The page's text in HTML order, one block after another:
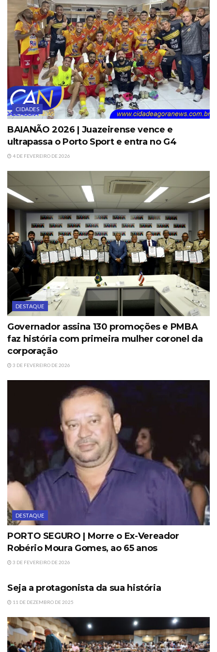
CIDADES
BAIANÃO 2026 | Juazeirense vence e
ultrapassa o Porto Sport e entra no G4
4 DE FEVEREIRO DE 2026
DESTAQUE
Governador assina 130 promoções e PMBA
faz história com primeira mulher coronel da
corporação
3 DE FEVEREIRO DE 2026
DESTAQUE
PORTO SEGURO | Morre o Ex-Vereador
Robério Moura Gomes, ao 65 anos
3 DE FEVEREIRO DE 2026
Seja a protagonista da sua história
11 DE DEZEMBRO DE 2025